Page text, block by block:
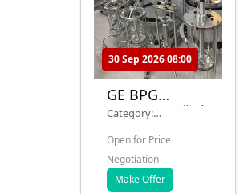
30 Sep 2026 08:00
GE BPG
300/500 工業玻
於製藥製造
Category:
(HPLC, GC, TLC)
Open for Price
Negotiation
Make Offer